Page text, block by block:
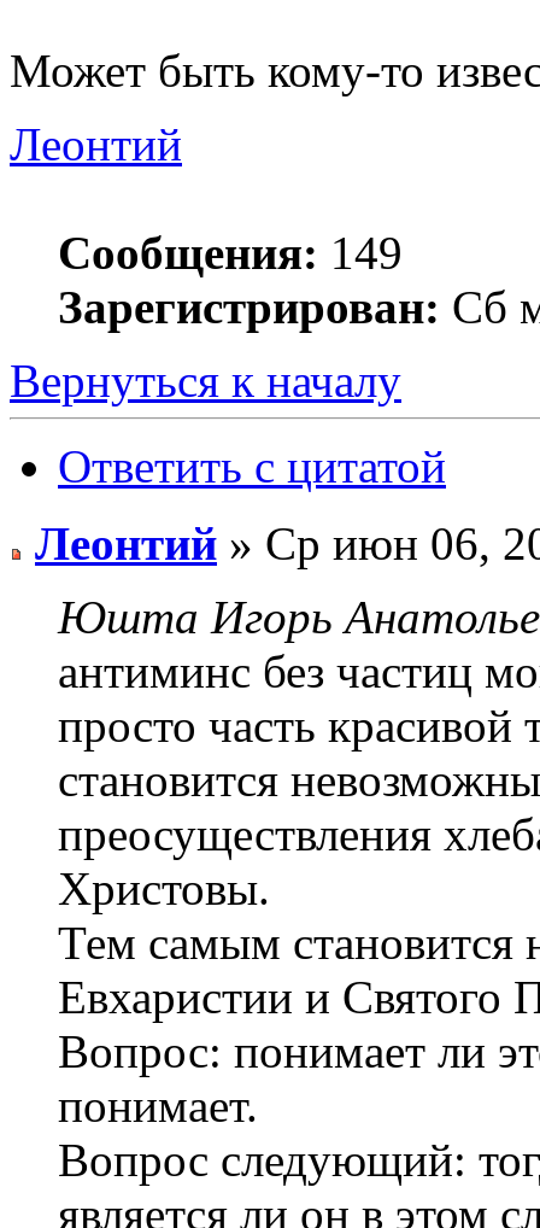
Может быть кому-то
Леонтий
Сообщения: 149
Зарегистрирован: Сб
Вернуться к началу
Ответить с цитатой
Леонтий » Ср июн 06,
Юшта Игорь
антиминс без частиц
просто часть
становится
преосуществления
Христовы.
Тем самым
Евхаристии и Святого
Вопрос: понимает ли
понимает.
Вопрос следующий:
является ли он в этом